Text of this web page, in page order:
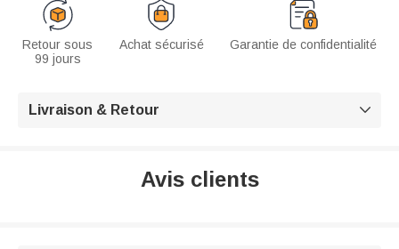
Retour sous
99 jours
Achat sécurisé Garantie de confidentialité
Livraison & Retour 
Avis clients